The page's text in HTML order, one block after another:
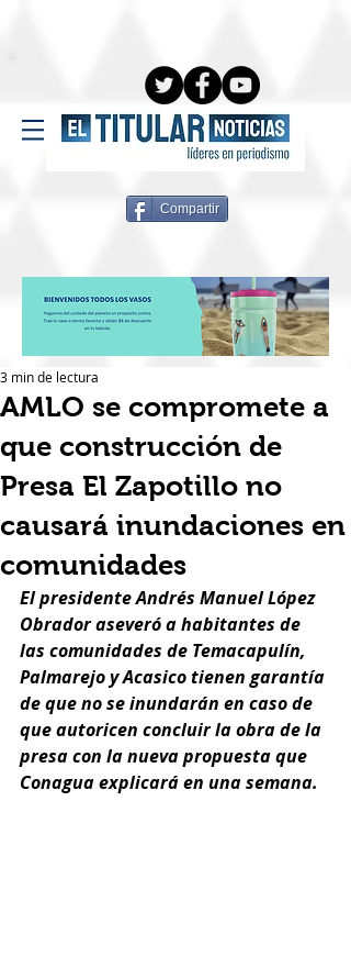
Compartir
AMLO se compromete a
que construcción de
Presa El Zapotillo no
causará inundaciones en
comunidades
3 min de lectura
El presidente Andrés Manuel López
Obrador aseveró a habitantes de
las comunidades de Temacapulín,
Palmarejo y Acasico tienen garantía
de que no se inundarán en caso de
que autoricen concluir la obra de la
presa con la nueva propuesta que
Conagua explicará en una semana.